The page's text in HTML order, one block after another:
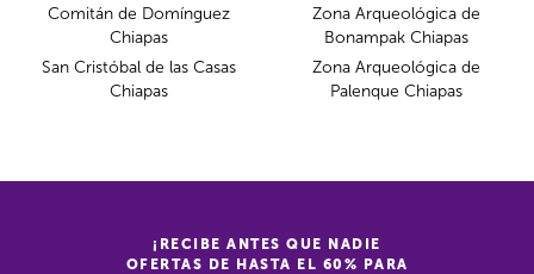
Comitán de Domínguez
Chiapas
San Cristóbal de las Casas
Chiapas
Zona Arqueológica de
Bonampak Chiapas
Zona Arqueológica de
Palenque Chiapas
¡RECIBE ANTES QUE NADIE
OFERTAS DE HASTA EL 60% PARA